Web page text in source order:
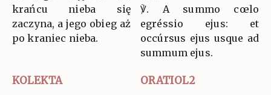
krańcu nieba się
zaczyna, a jego obieg aż
po kraniec nieba.
℣. A summo cœlo
egréssio ejus: et
occúrsus ejus usque ad
summum ejus.
KOLEKTA ORATIOL2